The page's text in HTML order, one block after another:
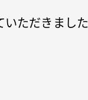
ただきました